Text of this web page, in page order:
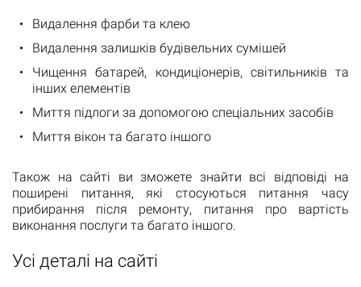
Видалення фарби та клею
Видалення залишків будівельних сумішей
Чищення батарей, кондиціонерів, світильників та
інших елементів
Миття підлоги за допомогою спеціальних засобів
Миття вікон та багато іншого
Також на сайті ви зможете знайти всі відповіді на
поширені питання, які стосуються питання часу
прибирання після ремонту, питання про вартість
виконання послуги та багато іншого.
Усі деталі на сайті